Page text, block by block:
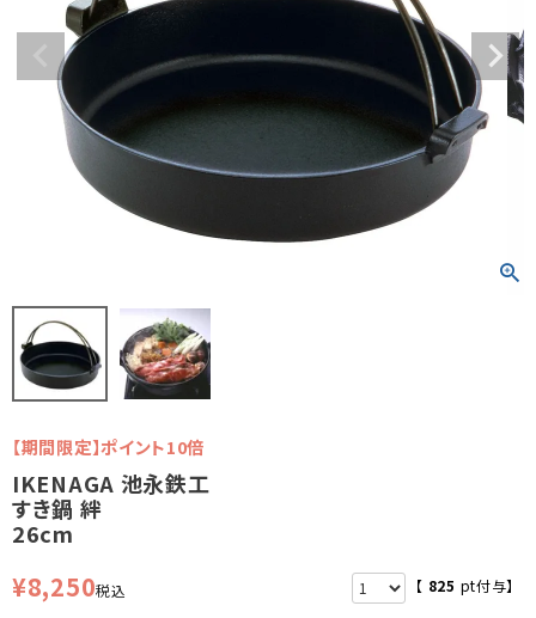
【期間限定】ポイント10倍
IKENAGA 池永鉄工
すき鍋 絆
26cm
¥8,250税込 【 825 pt付与】